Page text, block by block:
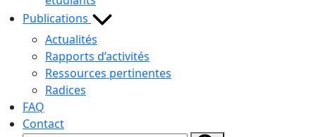
Publications
Actualités
Rapports d’activités
Ressources pertinentes
Radices
FAQ
Contact